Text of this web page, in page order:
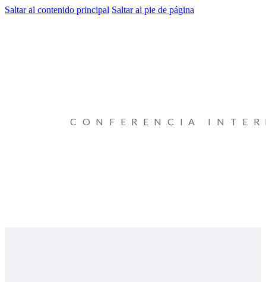
Saltar al contenido principal Saltar al pie de página
CONFERENCIA